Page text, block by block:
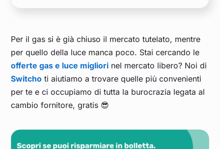
Per il gas si è già chiuso il mercato tutelato, mentre
per quello della luce manca poco. Stai cercando le
offerte gas e luce migliori nel mercato libero? Noi di
Switcho ti aiutiamo a trovare quelle più convenienti
per te e ci occupiamo di tutta la burocrazia legata al
cambio fornitore, gratis 😎